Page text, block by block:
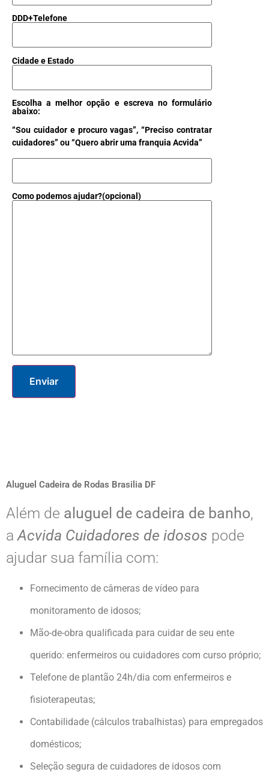
DDD+Telefone
Cidade e Estado
Escolha a melhor opção e escreva no formulário
abaixo:
“Sou cuidador e procuro vagas”, “Preciso contratar
cuidadores” ou “Quero abrir uma franquia Acvida”
Como podemos ajudar?(opcional)
Aluguel Cadeira de Rodas Brasilia DF
Além de aluguel de cadeira de banho,
aAcvida Cuidadores de idosos pode
ajudar sua família com:
Fornecimento de câmeras de vídeo para
monitoramento de idosos;
Mão-de-obra qualificada para cuidar de seu ente
querido: enfermeiros ou cuidadores com curso próprio;
Telefone de plantão 24h/dia com enfermeiros e
fisioterapeutas;
Contabilidade (cálculos trabalhistas) para empregados
domésticos;
Seleção segura de cuidadores de idosos com